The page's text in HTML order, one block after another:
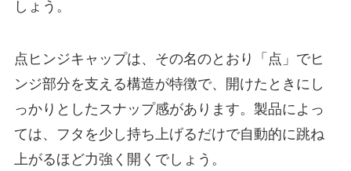
しょう。
点ヒンジキャップは、その名のとおり「点」でヒ
ンジ部分を支える構造が特徴で、開けたときにし
っかりとしたスナップ感があります。製品によっ
ては、フタを少し持ち上げるだけで自動的に跳ね
上がるほど力強く開くでしょう。